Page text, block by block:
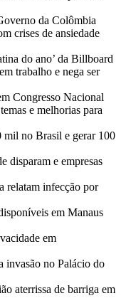
da Colômbia
crises de ansiedade
do ano’ da Billboard
trabalho e nega ser
Congresso Nacional
e melhorias para
mil no Brasil e gerar 100
disparam e empresas
relatam infecção por
em Manaus
em
invasão no Palácio do
aterrissa de barriga em